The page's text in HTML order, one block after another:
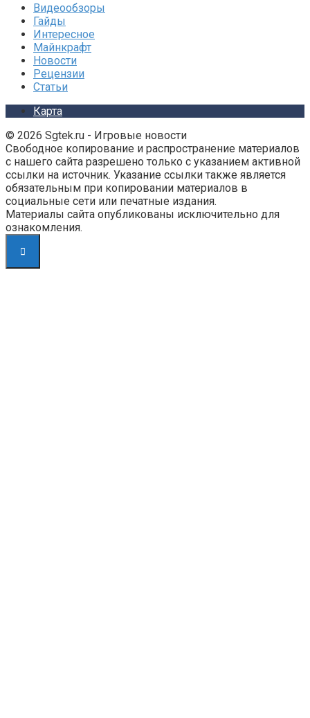
Видеообзоры
Гайды
Интересное
Майнкрафт
Новости
Рецензии
Статьи
Карта
© 2026 Sgtek.ru - Игровые новости
Свободное копирование и распространение материалов
с нашего сайта разрешено только с указанием активной
ссылки на источник. Указание ссылки также является
обязательным при копировании материалов в
социальные сети или печатные издания.
Материалы сайта опубликованы исключительно для
ознакомления.